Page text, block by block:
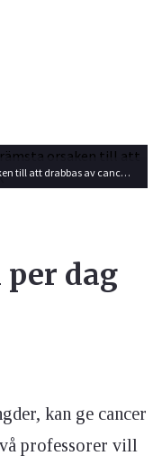
Näst efter rökning är alkohol den främsta orsaken till att drabbas av cancer. Foto: Shutterstock
dag
kan ge cancer
professorer vill